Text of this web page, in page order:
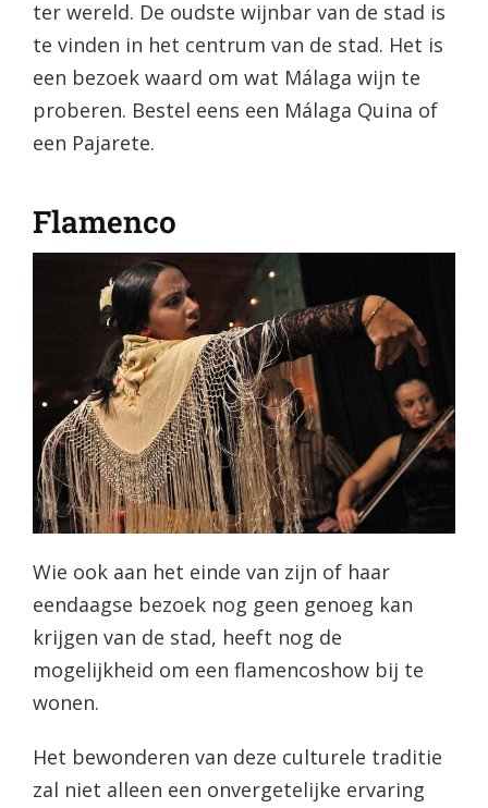
ter wereld. De oudste wijnbar van de stad is
te vinden in het centrum van de stad. Het is
een bezoek waard om wat Málaga wijn te
proberen. Bestel eens een Málaga Quina of
een Pajarete.
Flamenco
Wie ook aan het einde van zijn of haar
eendaagse bezoek nog geen genoeg kan
krijgen van de stad, heeft nog de
mogelijkheid om een flamencoshow bij te
wonen.
Het bewonderen van deze culturele traditie
zal niet alleen een onvergetelijke ervaring